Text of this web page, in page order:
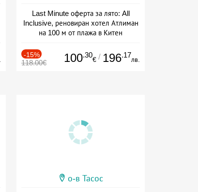
Last Minute оферта за лято: All
Inclusive, реновиран хотел Атлиман
на 100 м от плажа в Китен
-15%
118.00€ 100.30
€ / 196.17
лв.
о-в Тасос